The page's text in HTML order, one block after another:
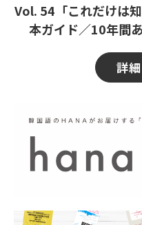
Vol. 54「これだけは
本ガイド／10年間
詳